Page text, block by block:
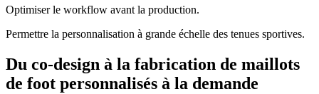
Optimiser le workflow avant la production.
Permettre la personnalisation à grande échelle des tenues sportives.
Du co-design à la fabrication de maillots
de foot personnalisés à la demande